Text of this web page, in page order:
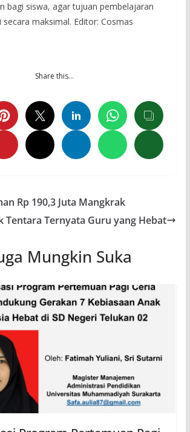
bagi siswa, agar tujuan pembelajaran
maksimal. Editor: Cosmas
Share this…
Rp 190,3 Juta Mangkrak
Tentara Ternyata Guru yang Hebat
Mungkin Suka